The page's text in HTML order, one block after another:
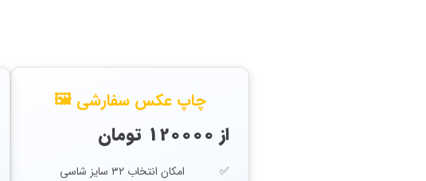
چاپ عکس سفارشی 🖼️
از 120000 تومان
امکان انتخاب ۳۲ سایز شاسی